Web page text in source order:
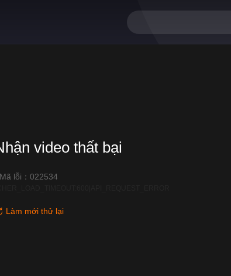
video thất bại
Mã lỗi：022534
Làm mới thử lại